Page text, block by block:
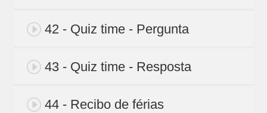
42 - Quiz time - Pergunta
43 - Quiz time - Resposta
44 - Recibo de férias